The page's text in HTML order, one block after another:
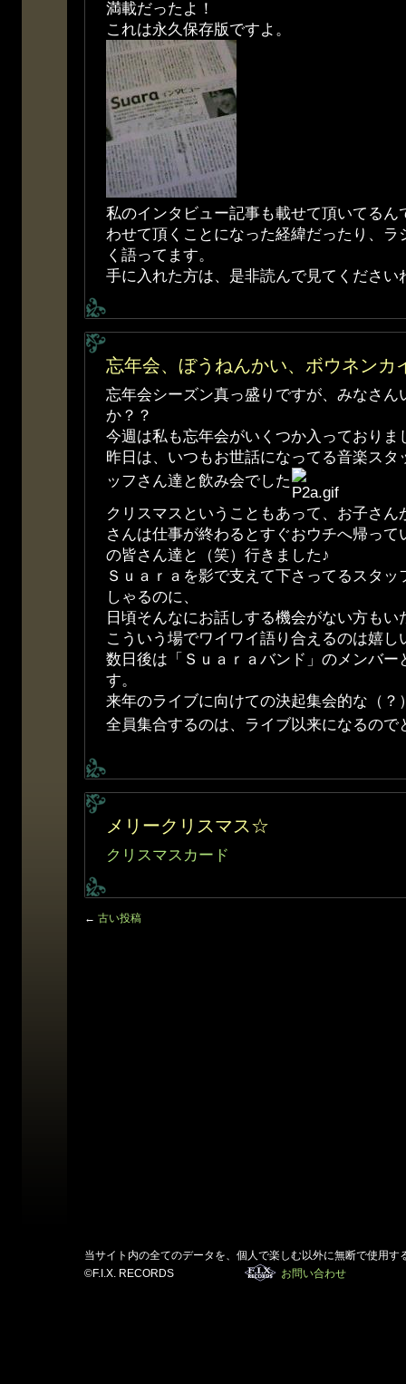
満載だったよ！
これは永久保存版ですよ。
私のインタビュー記事も載せて頂いてるん
わせて頂くことになった経緯だったり、ラ
く語ってます。
手に入れた方は、是非読んで見てくださ
忘年会、ぼうねんかい、ボウネンカ
忘年会シーズン真っ盛りですが、みなさん
か？？
今週は私も忘年会がいくつか入っておりま
昨日は、いつもお世話になってる音楽スタ
ッフさん達と飲み会でした
クリスマスということもあって、お子さ
さんは仕事が終わるとすぐおウチへ帰っ
の皆さん達と（笑）行きました♪
Ｓｕａｒａを影で支えて下さってるスタ
しゃるのに、
日頃そんなにお話しする機会がない方もい
こういう場でワイワイ語り合えるのは嬉
数日後は「Ｓｕａｒａバンド」のメンバー
す。
来年のライブに向けての決起集会的な（
全員集合するのは、ライブ以来になるので
メリークリスマス☆
クリスマスカード
← 古い投稿
当サイト内の全てのデータを、個人で楽しむ以外に無断で使用す
©F.I.X. RECORDS
お問い合わせ